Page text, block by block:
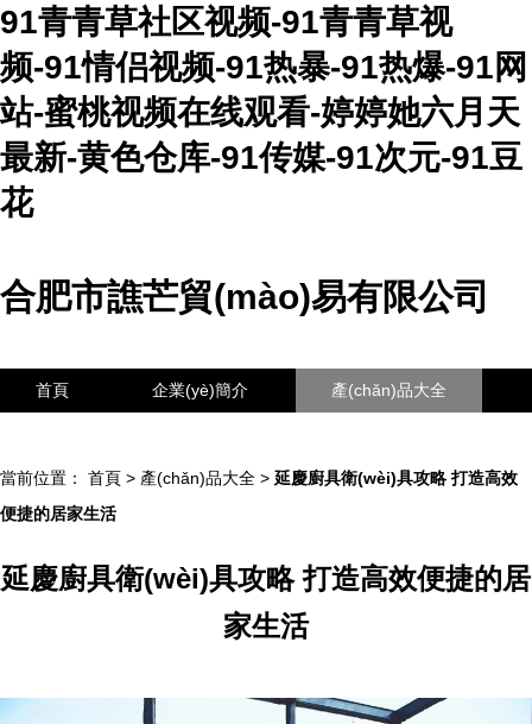
91青青草社区视频-91青青草视
频-91情侣视频-91热暴-91热爆-91网
站-蜜桃视频在线观看-婷婷她六月天
最新-黄色仓库-91传媒-91次元-91豆
花
合肥市譙芒貿(mào)易有限公司
首頁 企業(yè)簡介 產(chǎn)品大全
當前位置： 首頁 > 產(chǎn)品大全 > 延慶廚具衛(wèi)具攻略 打造高效
便捷的居家生活
延慶廚具衛(wèi)具攻略 打造高效便捷的居
家生活